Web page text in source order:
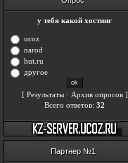
у тебя какой хостинг
ucoz
narod
hut.ru
другое
[ Результаты· Архив опросов]
Всего ответов: 32
Партнер №1